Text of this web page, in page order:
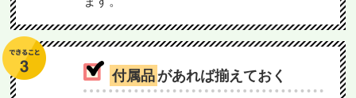
付属品があれば揃えておく